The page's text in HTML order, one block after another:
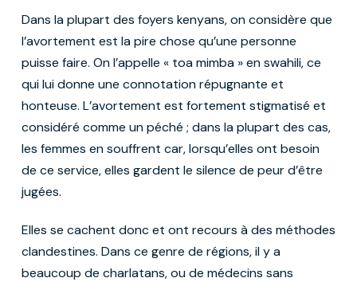
Dans la plupart des foyers kenyans, on considère que
l’avortement est la pire chose qu’une personne
puisse faire. On l’appelle « toa mimba » en swahili, ce
qui lui donne une connotation répugnante et
honteuse. L’avortement est fortement stigmatisé et
considéré comme un péché ; dans la plupart des cas,
les femmes en souffrent car, lorsqu’elles ont besoin
de ce service, elles gardent le silence de peur d’être
jugées.
Elles se cachent donc et ont recours à des méthodes
clandestines. Dans ce genre de régions, il y a
beaucoup de charlatans, ou de médecins sans